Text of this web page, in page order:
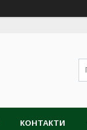
КОНТАКТИ